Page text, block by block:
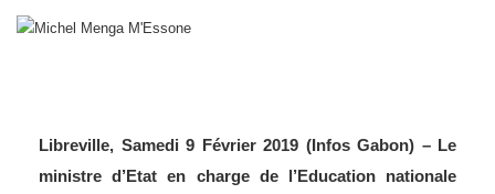
Libreville, Samedi 9 Février 2019 (Infos Gabon) – Le
ministre d’Etat en charge de l’Education nationale